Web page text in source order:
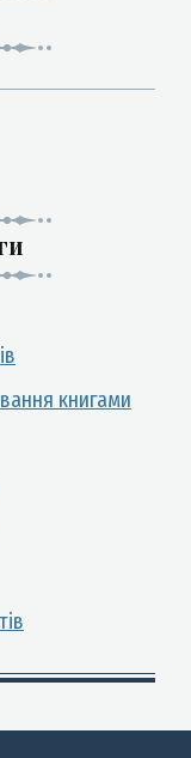
книгами